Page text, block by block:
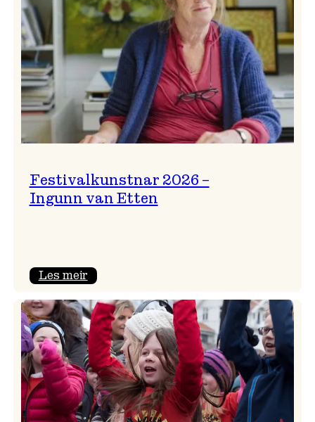
Festivalkunstnar 2026 –
Ingunn van Etten
Les meir:
2026
–
Ingunn van Etten